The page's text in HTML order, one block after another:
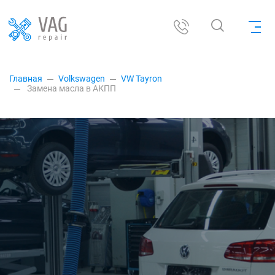
Главная Volkswagen
VW Tayron
Замена масла в АКПП